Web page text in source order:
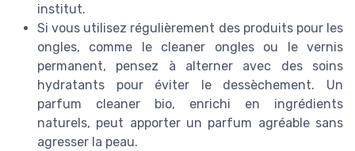
institut.
Si vous utilisez régulièrement des produits pour les
ongles, comme le cleaner ongles ou le vernis
permanent, pensez à alterner avec des soins
hydratants pour éviter le dessèchement. Un
parfum cleaner bio, enrichi en ingrédients
naturels, peut apporter un parfum agréable sans
agresser la peau.